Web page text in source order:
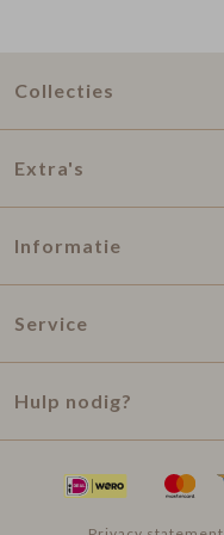
Collecties
Extra's
Informatie
Service
Hulp nodig?